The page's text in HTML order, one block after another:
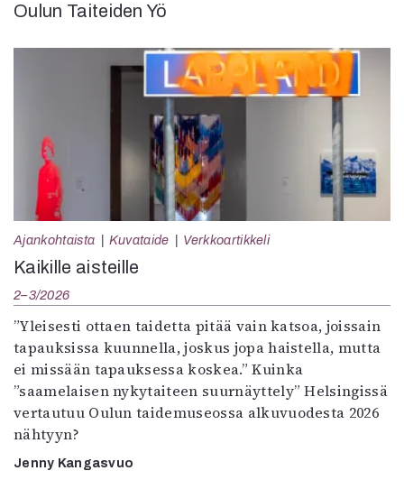
Oulun Taiteiden Yö
Ajankohtaista Kuvataide Verkkoartikkeli
Kaikille aisteille
2–3/2026
”Yleisesti ottaen taidetta pitää vain katsoa, joissain
tapauksissa kuunnella, joskus jopa haistella, mutta
ei missään tapauksessa koskea.” Kuinka
”saamelaisen nykytaiteen suurnäyttely” Helsingissä
vertautuu Oulun taidemuseossa alkuvuodesta 2026
nähtyyn?
Jenny Kangasvuo